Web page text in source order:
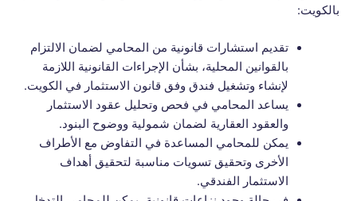
بالكويت:
تقديم استشارات قانونية من المحامي لضمان الالتزام
بالقوانين المحلية، بشأن الإجراءات القانونية اللازمة
لإنشاء وتشغيل فندق وفق قانون الاستثمار في الكويت.
يساعد المحامي في فحص وتحليل عقود الاستثمار
والعقود العقارية لضمان شمولية ووضوح البنود.
يمكن للمحامي المساعدة في التفاوض مع الأطراف
الأخرى وتحقيق تسويات مناسبة لتحقيق أهداف
الاستثمار الفندقي.